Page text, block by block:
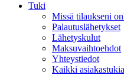
Tuki
Missä tilaukseni
Palautuslähetykset
Lähetyskulut
Maksuvaihtoehdot
Yhteystiedot
Kaikki